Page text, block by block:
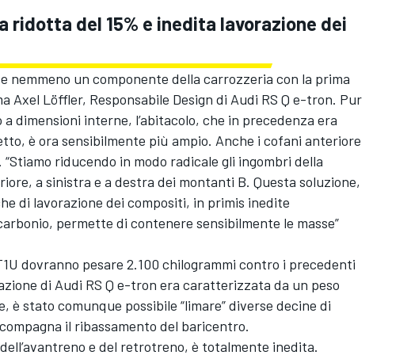
ridotta del 15% e inedita lavorazione dei
nemmeno un componente della carrozzeria con la prima
Axel Löffler, Responsabile Design di Audi RS Q e-tron. Pur
dimensioni interne, l’abitacolo, che in precedenza era
è ora sensibilmente più ampio. Anche i cofani anteriore
riducendo in modo radicale gli ingombri della
a sinistra e a destra dei montanti B. Questa soluzione,
di lavorazione dei compositi, in primis inedite
permette di contenere sensibilmente le masse”
dovranno pesare 2.100 chilogrammi contro i precedenti
di Audi RS Q e-tron era caratterizzata da un peso
è stato comunque possibile “limare” diverse decine di
il ribassamento del baricentro.
e del retrotreno, è totalmente inedita.